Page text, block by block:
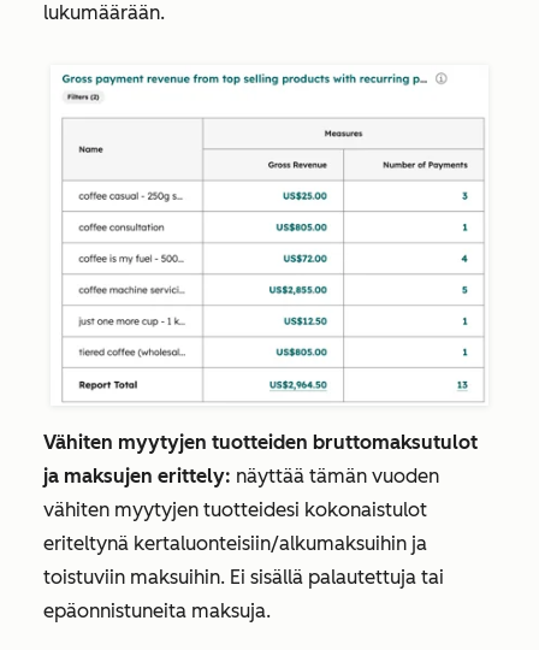
lukumäärään.
Vähiten myytyjen tuotteiden bruttomaksutulot
ja maksujen erittely: näyttää tämän vuoden
vähiten myytyjen tuotteidesi kokonaistulot
eriteltynä kertaluonteisiin/alkumaksuihin ja
toistuviin maksuihin. Ei sisällä palautettuja tai
epäonnistuneita maksuja.